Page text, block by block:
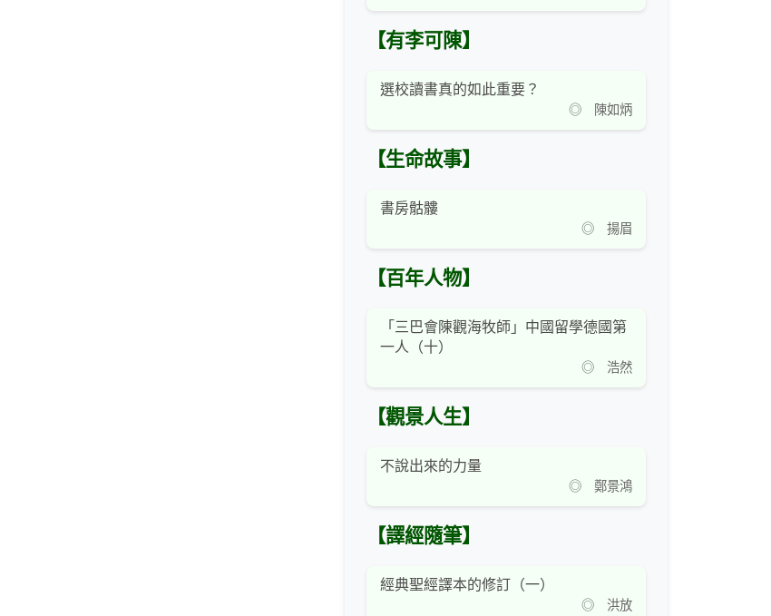
【有李可陳】
選校讀書真的如此重要？
◎ 陳如炳
【生命故事】
書房骷髏
◎ 揚眉
【百年人物】
「三巴會陳觀海牧師」中國留學德國第
一人（十）
◎ 浩然
【觀景人生】
不說出來的力量
◎ 鄭景鴻
【譯經隨筆】
經典聖經譯本的修訂（一）
◎ 洪放